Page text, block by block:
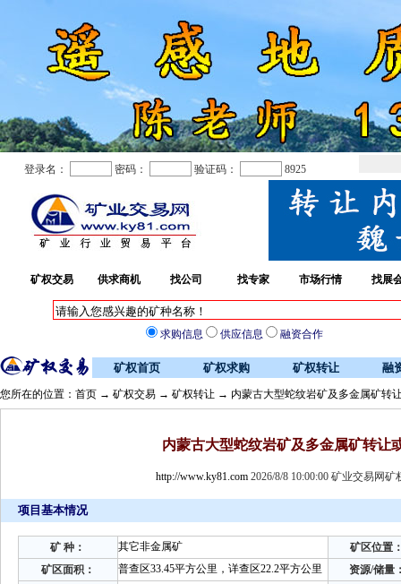
登录名： 密码： 验证码： 8925
矿权交易 供求商机 找公司 找专家 市场行情 找展
求购信息 供应信息 融资合作
矿权首页 矿权求购 矿权转让 融
您所在的位置： 首页 → 矿权交易 → 矿权转让 → 内蒙古大型蛇纹岩矿及多金属矿转
内蒙古大型蛇纹岩矿及多金属矿转让
http://www.ky81.com 2026/8/8 10:00:00 矿业交易网
项目基本情况
矿 种： 其它非金属矿
矿区位置
矿区面积：
普查区33.45平方公里，详查区22.2平方公里
资源/储量